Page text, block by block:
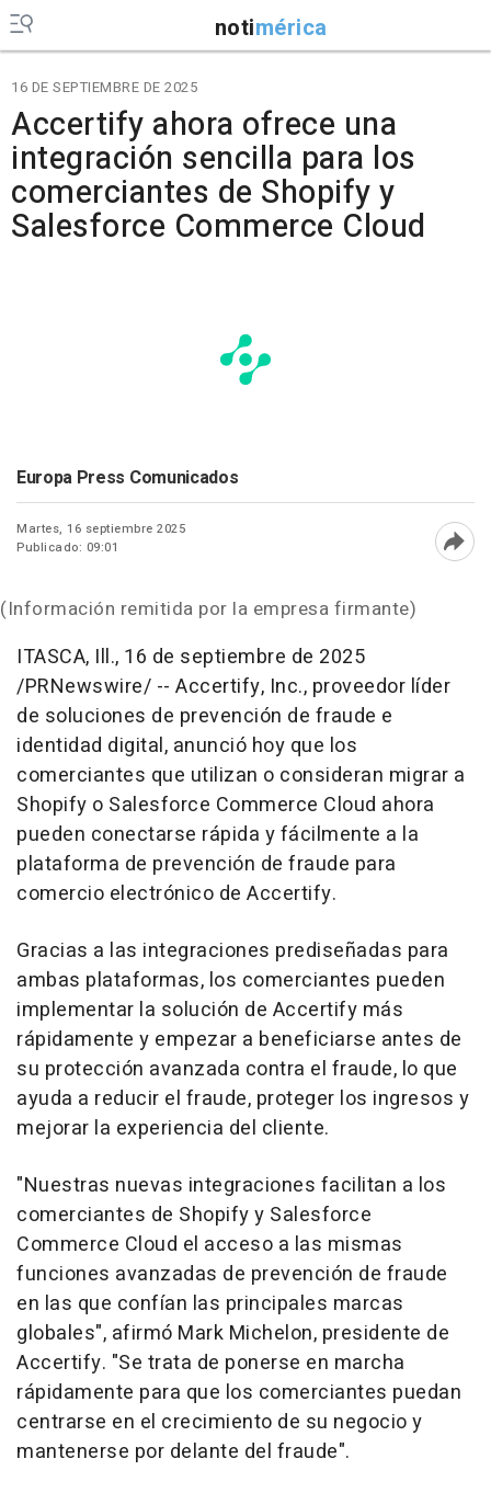
notimérica
16 DE SEPTIEMBRE DE 2025
Accertify ahora ofrece una
integración sencilla para los
comerciantes de Shopify y
Salesforce Commerce Cloud
Europa Press Comunicados
Martes, 16 septiembre 2025
Publicado: 09:01
(Información remitida por la empresa firmante)
ITASCA, Ill., 16 de septiembre de 2025
/PRNewswire/ -- Accertify, Inc., proveedor líder
de soluciones de prevención de fraude e
identidad digital, anunció hoy que los
comerciantes que utilizan o consideran migrar a
Shopify o Salesforce Commerce Cloud ahora
pueden conectarse rápida y fácilmente a la
plataforma de prevención de fraude para
comercio electrónico de Accertify.
Gracias a las integraciones prediseñadas para
ambas plataformas, los comerciantes pueden
implementar la solución de Accertify más
rápidamente y empezar a beneficiarse antes de
su protección avanzada contra el fraude, lo que
ayuda a reducir el fraude, proteger los ingresos y
mejorar la experiencia del cliente.
"Nuestras nuevas integraciones facilitan a los
comerciantes de Shopify y Salesforce
Commerce Cloud el acceso a las mismas
funciones avanzadas de prevención de fraude
en las que confían las principales marcas
globales", afirmó Mark Michelon, presidente de
Accertify. "Se trata de ponerse en marcha
rápidamente para que los comerciantes puedan
centrarse en el crecimiento de su negocio y
mantenerse por delante del fraude".